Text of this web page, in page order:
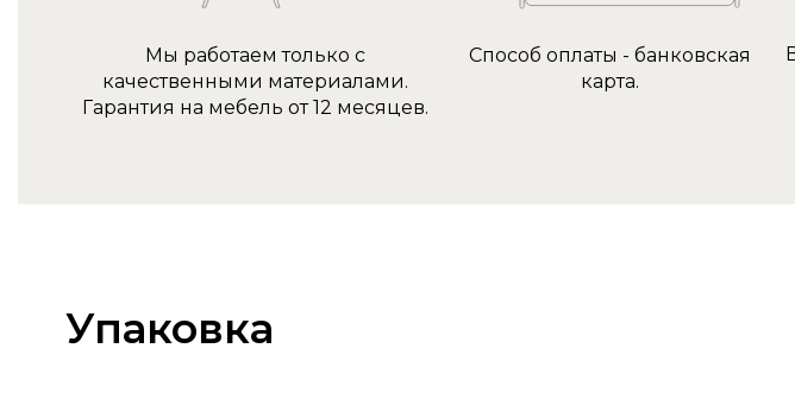
Мы работаем только с
качественными материалами.
Гарантия на мебель от 12 месяцев.
Способ оплаты - банковская
карта.
Упаковка